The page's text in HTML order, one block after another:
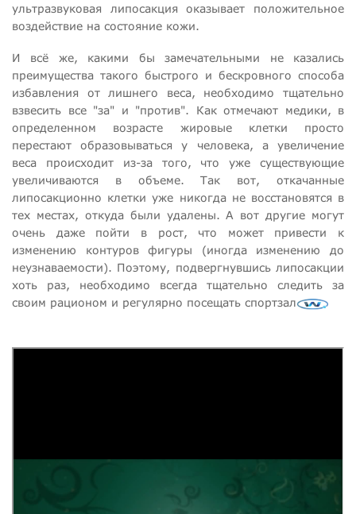
ультразвуковая липосакция оказывает положительное
воздействие на состояние кожи.
И всё же, какими бы замечательными не казались
преимущества такого быстрого и бескровного способа
избавления от лишнего веса, необходимо тщательно
взвесить все "за" и "против". Как отмечают медики, в
определенном возрасте жировые клетки просто
перестают образовываться у человека, а увеличение
веса происходит из-за того, что уже существующие
увеличиваются в объеме. Так вот, откачанные
липосакционно клетки уже никогда не восстановятся в
тех местах, откуда были удалены. А вот другие могут
очень даже пойти в рост, что может привести к
изменению контуров фигуры (иногда изменению до
неузнаваемости). Поэтому, подвергнувшись липосакции
хоть раз, необходимо всегда тщательно следить за
своим рационом и регулярно посещать спортзал